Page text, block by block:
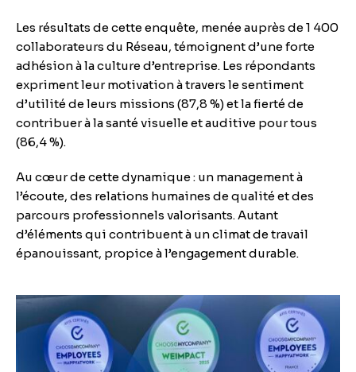
Les résultats de cette enquête, menée auprès de 1 400
collaborateurs du Réseau, témoignent d’une forte
adhésion à la culture d’entreprise. Les répondants
expriment leur motivation à travers le sentiment
d’utilité de leurs missions (87,8 %) et la fierté de
contribuer à la santé visuelle et auditive pour tous
(86,4 %).
Au cœur de cette dynamique : un management à
l’écoute, des relations humaines de qualité et des
parcours professionnels valorisants. Autant
d’éléments qui contribuent à un climat de travail
épanouissant, propice à l’engagement durable.